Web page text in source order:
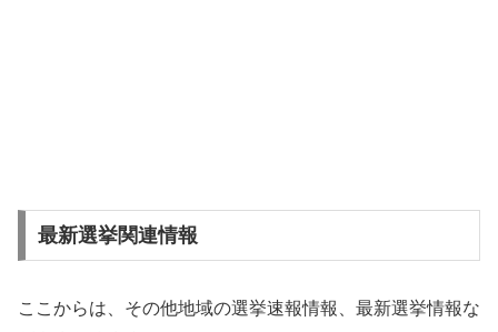
最新選挙関連情報
ここからは、その他地域の選挙速報情報、最新選挙情報な